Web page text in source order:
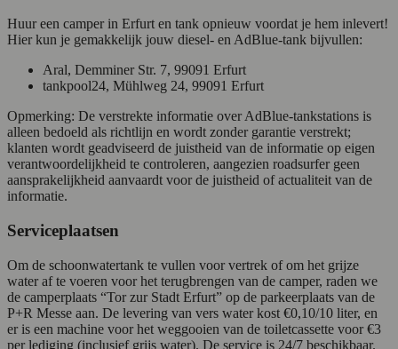
Huur een camper in Erfurt en tank opnieuw voordat je hem inlevert!
Hier kun je gemakkelijk jouw diesel- en AdBlue-tank bijvullen:
Aral, Demminer Str. 7, 99091 Erfurt
tankpool24, Mühlweg 24, 99091 Erfurt
Opmerking: De verstrekte informatie over AdBlue-tankstations is
alleen bedoeld als richtlijn en wordt zonder garantie verstrekt;
klanten wordt geadviseerd de juistheid van de informatie op eigen
verantwoordelijkheid te controleren, aangezien roadsurfer geen
aansprakelijkheid aanvaardt voor de juistheid of actualiteit van de
informatie.
Serviceplaatsen
Om de schoonwatertank te vullen voor vertrek of om het grijze
water af te voeren voor het terugbrengen van de camper, raden we
de camperplaats “Tor zur Stadt Erfurt” op de parkeerplaats van de
P+R Messe aan. De levering van vers water kost €0,10/10 liter, en
er is een machine voor het weggooien van de toiletcassette voor €3
per lediging (inclusief grijs water). De service is 24/7 beschikbaar.